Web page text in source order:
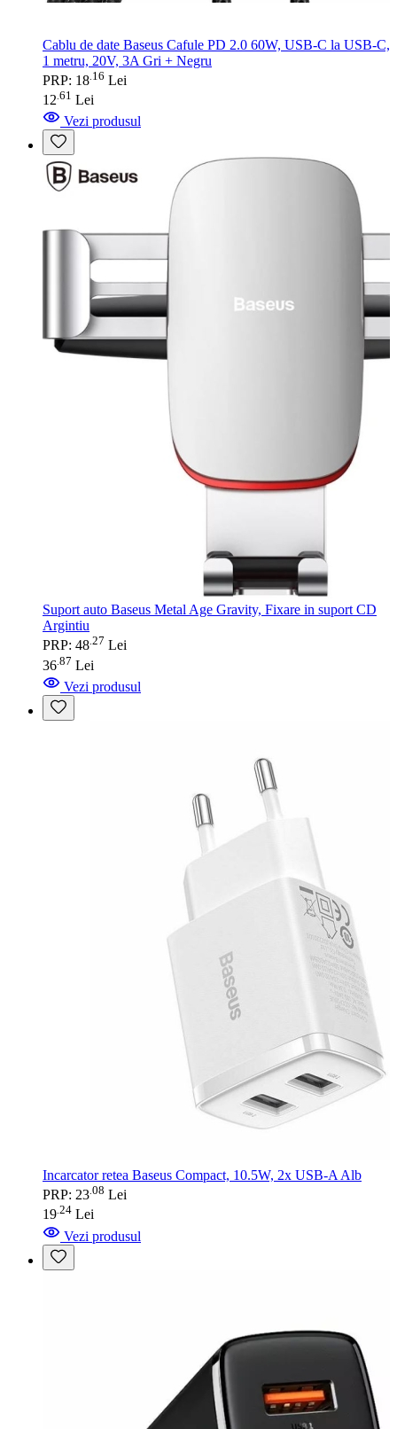
Cablu de date Baseus Cafule PD 2.0 60W, USB-C la USB-C,
1 metru, 20V, 3A Gri + Negru
PRP: 18 16 Lei
12 61 Lei
Vezi produsul
Suport auto Baseus Metal Age Gravity, Fixare in suport CD
Argintiu
PRP: 48 27 Lei
36 87 Lei
Vezi produsul
Incarcator retea Baseus Compact, 10.5W, 2x USB-A Alb
PRP: 23 08 Lei
19 24 Lei
Vezi produsul